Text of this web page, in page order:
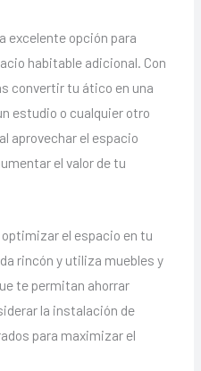
excelente opción para
habitable adicional. Con
convertir tu ático en una
estudio o cualquier otro
aprovechar el espacio
el valor de tu
el espacio en tu
rincón y utiliza muebles y
te permitan ahorrar
la instalación de
para maximizar el